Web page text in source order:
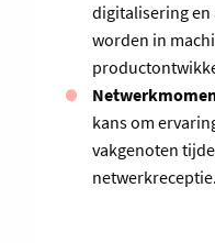
digitalisering
worden in
kans om
vakgenoten
netwerkreceptie.